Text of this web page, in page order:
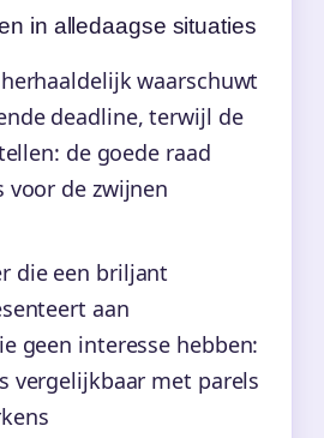
in alledaagse situaties
waarschuwt
deadline, terwijl de
de goede raad
voor de zwijnen
die een briljant
aan
geen interesse hebben:
vergelijkbaar met parels